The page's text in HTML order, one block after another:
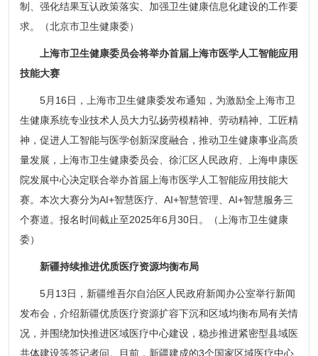
制、强化结果互认政策落实、加强卫生健康信息化建设的工作要
求。（北京市卫生健康委）
上海市卫生健康委员会将举办首届上海市医学人工智能应用
技能大赛
5月16日，上海市卫生健康委发布通知，为激励全上海市卫
生健康系统专业技术人员大力弘扬劳模精神、劳动精神、工匠精
神，促进人工智能与医学创新深度融合，推动卫生健康事业高质
量发展，上海市卫生健康委员会、徐汇区人民政府、上海申康医
院发展中心决定联合举办首届上海市医学人工智能应用技能大
赛。本次大赛分为AI+智慧医疗、AI+智慧管理、AI+智慧服务三
个赛道。报名时间截止至2025年6月30日。（上海市卫生健康
委）
新疆持续推进优质医疗资源均衡布局
5月13日，新疆维吾尔自治区人民政府新闻办公室举行新闻
发布会，介绍新疆优质医疗资源扩容下沉和区域均衡布局有关情
况，并围绕加快推进区域医疗中心建设，稳步推进紧密型县域医
共体建设等答记者问。目前，新疆建成的3个国家区域医疗中心